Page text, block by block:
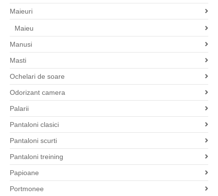
Maieuri
Maieu
Manusi
Masti
Ochelari de soare
Odorizant camera
Palarii
Pantaloni clasici
Pantaloni scurti
Pantaloni treining
Papioane
Portmonee